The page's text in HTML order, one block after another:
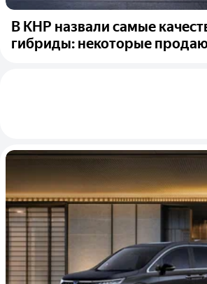
В КНР назвали самые
гибриды: некоторые